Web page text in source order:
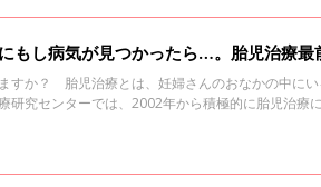
もし病気が見つかったら…。胎児治療最
すか？ 胎児治療とは、妊婦さんのおなかの中に
研究センターでは、2002年から積極的に胎児治療